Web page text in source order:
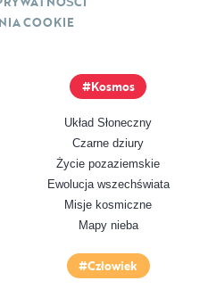
Kosmos
Układ Słoneczny
Czarne dziury
Życie pozaziemskie
Ewolucja wszechświata
Misje kosmiczne
Mapy nieba
Człowiek
COOKIE